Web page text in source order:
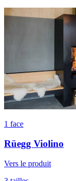
1 face
Rüegg Violino
Vers le produit